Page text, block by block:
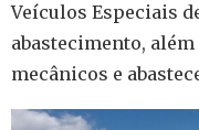
Veículos Especiais
abastecimento,
mecânicos e